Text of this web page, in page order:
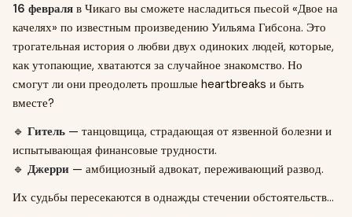
16 февраля в Чикаго вы сможете насладиться пьесой «Двое на
качелях» по известным произведению Уильяма Гибсона. Это
трогательная история о любви двух одиноких людей, которые,
как утопающие, хватаются за случайное знакомство. Но
смогут ли они преодолеть прошлые heartbreaks и быть
вместе?
🔹 Гитель — танцовщица, страдающая от язвенной болезни и
испытывающая финансовые трудности.
🔹 Джерри — амбициозный адвокат, переживающий развод.
Их судьбы пересекаются в однажды стечении обстоятельств…